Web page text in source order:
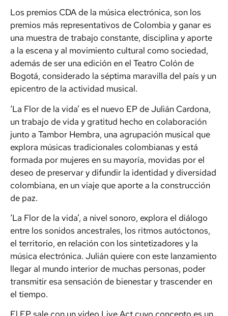
Los premios CDA de la música electrónica, son los
premios más representativos de Colombia y ganar es
una muestra de trabajo constante, disciplina y aporte
a la escena y al movimiento cultural como sociedad,
además de ser una edición en el Teatro Colón de
Bogotá, considerado la séptima maravilla del país y un
epicentro de la actividad musical.
‘La Flor de la vida’ es el nuevo EP de Julián Cardona,
un trabajo de vida y gratitud hecho en colaboración
junto a Tambor Hembra, una agrupación musical que
explora músicas tradicionales colombianas y está
formada por mujeres en su mayoría, movidas por el
deseo de preservar y difundir la identidad y diversidad
colombiana, en un viaje que aporte a la construcción
de paz.
‘La Flor de la vida’, a nivel sonoro, explora el diálogo
entre los sonidos ancestrales, los ritmos autóctonos,
el territorio, en relación con los sintetizadores y la
música electrónica. Julián quiere con este lanzamiento
llegar al mundo interior de muchas personas, poder
transmitir esa sensación de bienestar y trascender en
el tiempo.